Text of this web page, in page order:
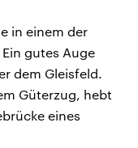
in einem der
gutes Auge
dem Gleisfeld.
Güterzug, hebt
eines